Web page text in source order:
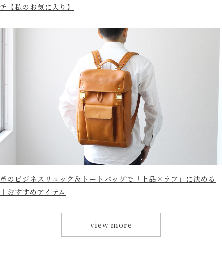
チ【私のお気に入り】
革のビジネスリュック＆トートバッグで「上品×ラフ」に決める
｜おすすめアイテム
view more